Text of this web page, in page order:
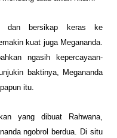
dan bersikap keras ke
kuat juga Megananda.
ngasih kepercayaan-
baktinya, Megananda
itu.
yang dibuat Rahwana,
ngobrol berdua. Di situ